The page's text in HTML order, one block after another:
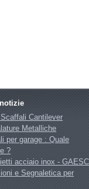
Scaffali Cantilever
Metalliche
per garage : Quale
?
acciaio inox -
e Segnaletica per